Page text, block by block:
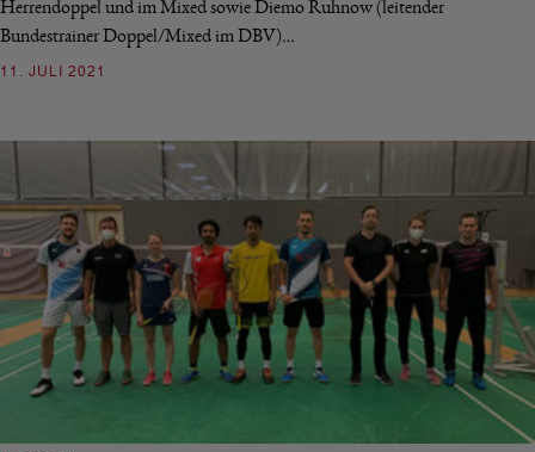
Herrendoppel und im Mixed sowie Diemo Ruhnow (leitender
Bundestrainer Doppel/Mixed im DBV)…
11. JULI 2021